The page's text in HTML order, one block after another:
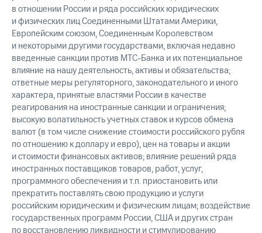
в отношении России и ряда российских юридических
и физических лиц Соединенными Штатами Америки,
Европейским союзом, Соединенным Королевством
и некоторыми другими государствами, включая недавно
введенные санкции против МТС-Банка и их потенциальное
влияние на нашу деятельность, активы и обязательства;
ответные меры регуляторного, законодательного и иного
характера, принятые властями России в качестве
реагирования на иностранные санкции и ограничения;
высокую волатильность учетных ставок и курсов обмена
валют (в том числе снижение стоимости российского рубля
по отношению к доллару и евро), цен на товары и акции
и стоимости финансовых активов; влияние решений ряда
иностранных поставщиков товаров, работ, услуг,
программного обеспечения и т.п. приостановить или
прекратить поставлять свою продукцию и услуги
российским юридическим и физическим лицам; воздействие
государственных программ России, США и других стран